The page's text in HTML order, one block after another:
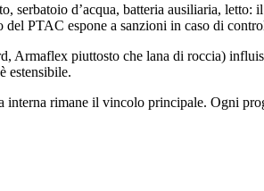
d’acqua, batteria ausiliaria, letto:
del PTAC espone a sanzioni in caso di
Armaflex piuttosto che lana di roccia)
estensibile.
rimane il vincolo principale. Ogni